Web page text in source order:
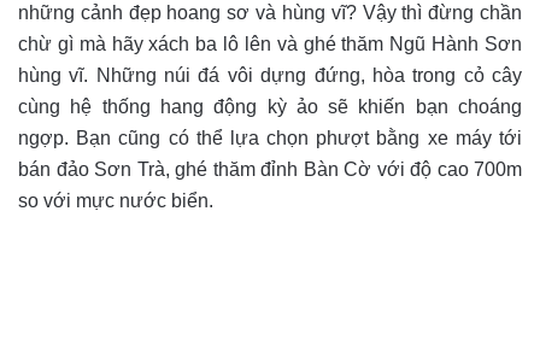
những cảnh đẹp hoang sơ và hùng vĩ? Vậy thì đừng chần
chừ gì mà hãy xách ba lô lên và ghé thăm Ngũ Hành Sơn
hùng vĩ. Những núi đá vôi dựng đứng, hòa trong cỏ cây
cùng hệ thống hang động kỳ ảo sẽ khiến bạn choáng
ngợp. Bạn cũng có thể lựa chọn phượt bằng xe máy tới
bán đảo Sơn Trà, ghé thăm đỉnh Bàn Cờ với độ cao 700m
so với mực nước biển.